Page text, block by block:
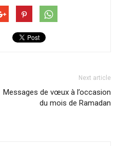
Next article
Messages de vœux à l’occasion
du mois de Ramadan